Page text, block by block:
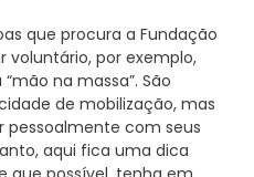
que procura a Fundação
voluntário, por exemplo,
na massa”. São
de mobilização, mas
com seus
aqui fica uma dica